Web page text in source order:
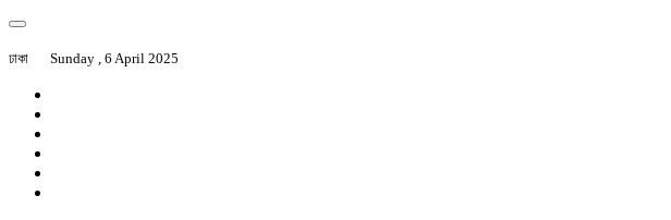
ঢাকা Sunday , 6 April 2025